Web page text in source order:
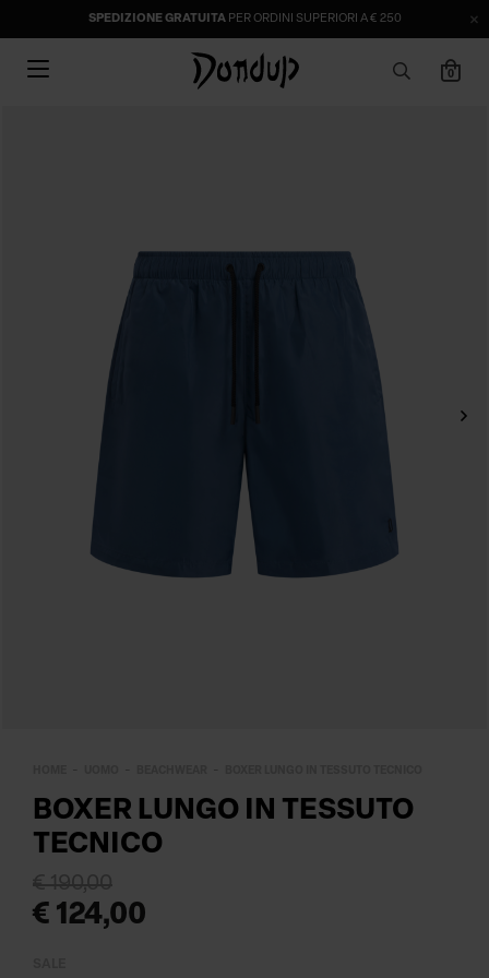
SPEDIZIONE GRATUITAPER ORDINI SUPERIORI A € 250
0
BOXER LUNGO IN TESSUTO
TECNICO
€ 124,00
€ 190,00